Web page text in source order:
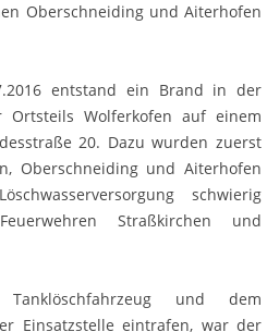
Oberschneiding und Aiterhofen
entstand ein Brand in der
Ortsteils Wolferkofen auf einem
20. Dazu wurden zuerst
Oberschneiding und Aiterhofen
schwierig
Straßkirchen und
und dem
Einsatzstelle eintrafen, war der